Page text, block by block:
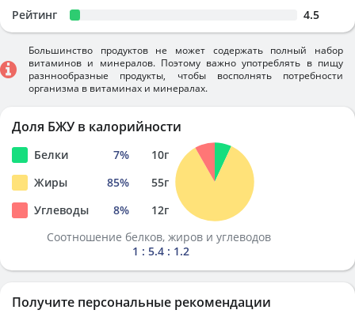
Рейтинг 4.5
Большинство продуктов не может содержать полный набор
витаминов и минералов. Поэтому важно употреблять в пищу
разннообразные продукты, чтобы восполнять потребности
организма в витаминах и минералах.
Доля БЖУ в калорийности
Белки 7% 10г
Жиры
85% 55г
Углеводы
8% 12г
Соотношение белков, жиров и углеводов
1 : 5.4 : 1.2
Получите персональные рекомендации